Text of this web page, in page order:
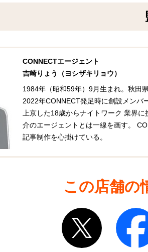
CONNECTエージェント
吉崎りょう（ヨシザキリョウ）
1984年（昭和59年）9月生まれ。秋田県
2022年CONNECT発足時に創設メンバ
上京した18歳からナイトワーク 業界
介のエージェントとは一線を画す。
記事制作を心掛けている。
この店舗の